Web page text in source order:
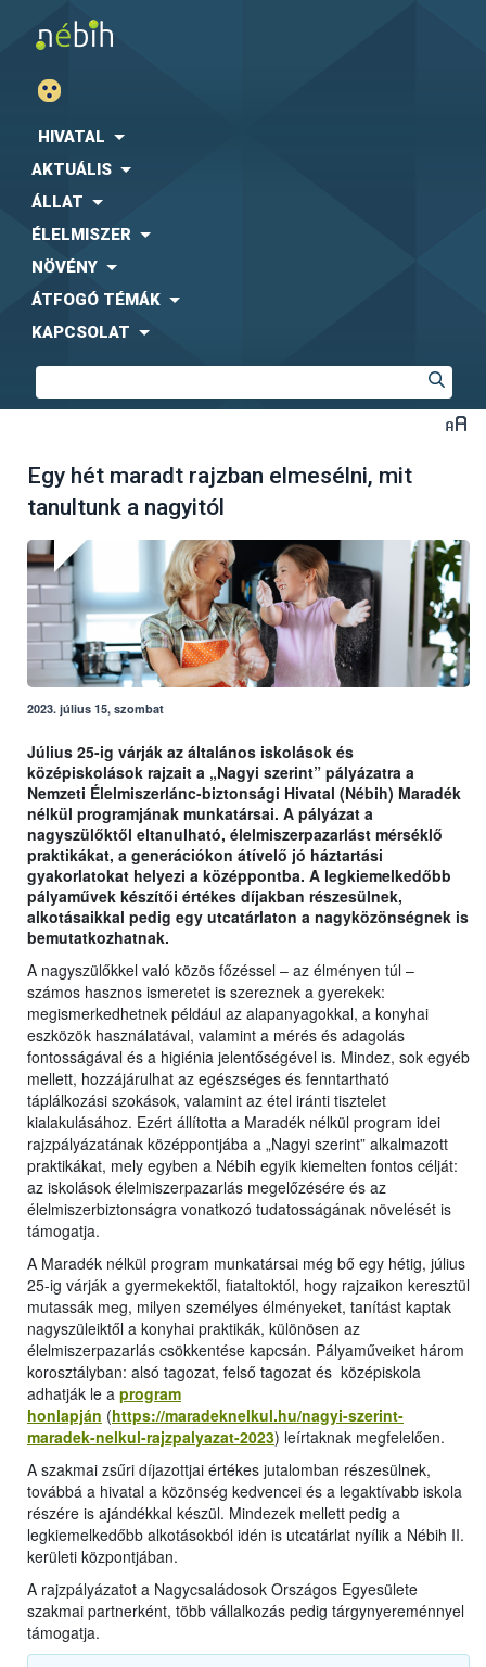
HIVATAL
AKTUÁLIS
ÁLLAT
ÉLELMISZER
NÖVÉNY
ÁTFOGÓ TÉMÁK
KAPCSOLAT
Egy hét maradt rajzban elmesélni, mit
tanultunk a nagyitól
2023. július 15, szombat
Július 25-ig várják az általános iskolások és
középiskolások rajzait a „Nagyi szerint” pályázatra a
Nemzeti Élelmiszerlánc-biztonsági Hivatal (Nébih) Maradék
nélkül programjának munkatársai. A pályázat a
nagyszülőktől eltanulható, élelmiszerpazarlást mérséklő
praktikákat, a generációkon átívelő jó háztartási
gyakorlatokat helyezi a középpontba. A legkiemelkedőbb
pályaművek készítői értékes díjakban részesülnek,
alkotásaikkal pedig egy utcatárlaton a nagyközönségnek is
bemutatkozhatnak.
A nagyszülőkkel való közös főzéssel – az élményen túl –
számos hasznos ismeretet is szereznek a gyerekek:
megismerkedhetnek például az alapanyagokkal, a konyhai
eszközök használatával, valamint a mérés és adagolás
fontosságával és a higiénia jelentőségével is. Mindez, sok egyéb
mellett, hozzájárulhat az egészséges és fenntartható
táplálkozási szokások, valamint az étel iránti tisztelet
kialakulásához. Ezért állította a Maradék nélkül program idei
rajzpályázatának középpontjába a „Nagyi szerint” alkalmazott
praktikákat, mely egyben a Nébih egyik kiemelten fontos célját:
az iskolások élelmiszerpazarlás megelőzésére és az
élelmiszerbiztonságra vonatkozó tudatosságának növelését is
támogatja.
A Maradék nélkül program munkatársai még bő egy hétig, július
25-ig várják a gyermekektől, fiataltoktól, hogy rajzaikon keresztül
mutassák meg, milyen személyes élményeket, tanítást kaptak
nagyszüleiktől a konyhai praktikák, különösen az
élelmiszerpazarlás csökkentése kapcsán. Pályaműveiket három
korosztályban: alsó tagozat, felső tagozat és középiskola
adhatják le a program
honlapján (https://maradeknelkul.hu/nagyi-szerint-
maradek-nelkul-rajzpalyazat-2023) leírtaknak megfelelően.
A szakmai zsűri díjazottjai értékes jutalomban részesülnek,
továbbá a hivatal a közönség kedvencei és a legaktívabb iskola
részére is ajándékkal készül. Mindezek mellett pedig a
legkiemelkedőbb alkotásokból idén is utcatárlat nyílik a Nébih II.
kerületi központjában.
A rajzpályázatot a Nagycsaládosok Országos Egyesülete
szakmai partnerként, több vállalkozás pedig tárgynyereménnyel
támogatja.